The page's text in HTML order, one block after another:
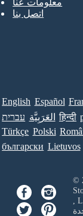
معلومات عنا
اتصل بنا
English Español
עברית العَرَبِيَّة हिन्दी
Türkçe Polski
български Lietuvos
,